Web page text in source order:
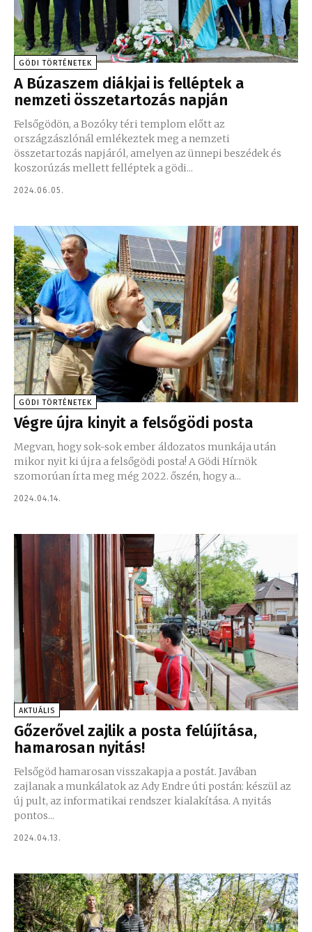
GÖDI TÖRTÉNETEK
A Búzaszem diákjai is felléptek a
nemzeti összetartozás napján
Felsőgödön, a Bozóky téri templom előtt az
országzászlónál emlékeztek meg a nemzeti
összetartozás napjáról, amelyen az ünnepi beszédek és
koszorúzás mellett felléptek a gödi...
2024.06.05.
GÖDI TÖRTÉNETEK
Végre újra kinyit a felsőgödi posta
Megvan, hogy sok-sok ember áldozatos munkája után
mikor nyit ki újra a felsőgödi posta! A Gödi Hírnök
szomorúan írta meg még 2022. őszén, hogy a...
2024.04.14.
AKTUÁLIS
Gőzerővel zajlik a posta felújítása,
hamarosan nyitás!
Felsőgöd hamarosan visszakapja a postát. Javában
zajlanak a munkálatok az Ady Endre úti postán: készül az
új pult, az informatikai rendszer kialakítása. A nyitás
pontos...
2024.04.13.